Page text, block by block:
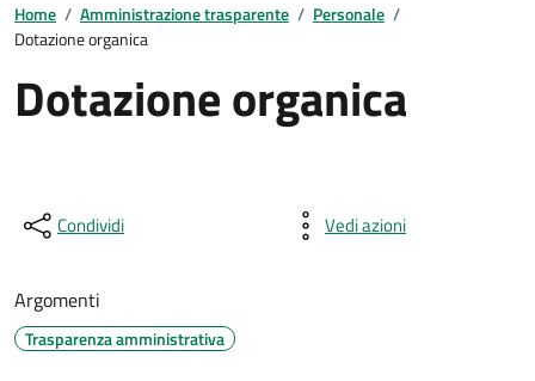
Home / Amministrazione trasparente / Personale /
Dotazione organica
Dotazione organica
Condividi Vedi azioni
Argomenti
Trasparenza amministrativa